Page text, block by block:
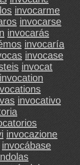
invocarme
invocarse
invocarás
invocaría
invocase
invocat
invocation
invocativo
invocazione
invocábase